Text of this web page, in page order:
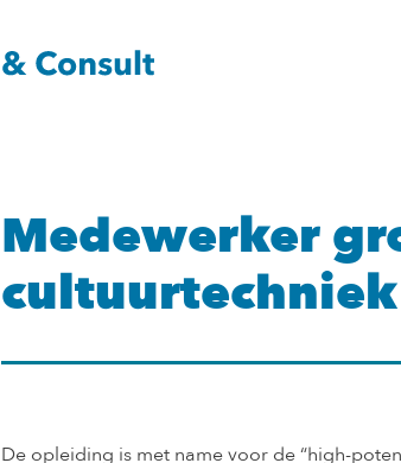
Medewerker
De opleiding is met name voor de “high-